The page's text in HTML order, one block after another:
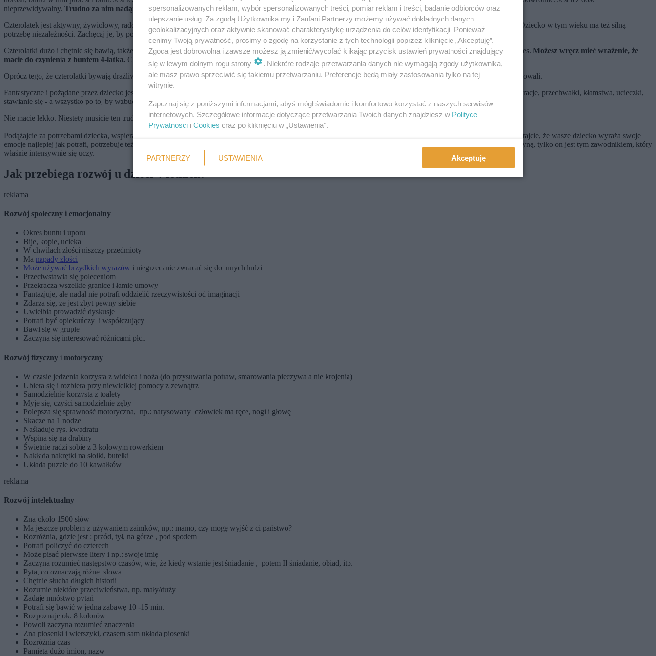
nieprzewidywalny. Trudno za nim nadążyć.
Czterolatek jest aktywny, żywiołowy, radosny,
otwarty na poznawanie otoczenia i - tak, tak - niezwykle samodzielny. Nie podcinaj mu skrzydeł, wyręczając go
. Dziecko w tym wieku ma też silną
potrzebę niezależności. Zachęcaj je, by podejmowało swoje małe decyzje i wyzwania. To dobry moment - maluch chłonie wszystko jak gąbka.
Czterolatki dużo i chętnie się bawią, także z innymi dziećmi. Niestety nie zawsze są dobrymi towarzyszami - na każdym kroku udowadniają, że oto weszły w trudny okres. Możesz wręcz mieć wrażenie, że
macie do czynienia z buntem 4-latka. Coś w tym jest.
Oprócz tego, że czterolatki bywają drażliwe, są też uparte. Buntują się, a i prowokują - sprawdzają granice. Lubią mieć swoje zdanie i chcą, by inni się temu podporządkowali.
Fantastyczne i pożądane przez dziecko jest wszystko, co zabronione. Możesz więc zaobserwować fascynację "brzydkimi" słowami. Czterolatek uwielbia także demonstracje, przechwałki, kłamstwa, ucieczki,
stawianie się - a wszystko po to, by wzbudzić sobą zainteresowanie innych.
Nie macie lekko. Niestety musicie ten trudny okres przetrwać. Metoda jest jedna: cierpliwość, konsekwencja i stanowczość oraz spora dawka empatii.
Podążajcie za potrzebami dziecka, wspierajcie w dążeniu do samodzielności i nie zapominajcie o stawianiu granic oraz jasnych, zrozumiałych dla niego zasadach. Pamiętajcie, że wasze dziecko wyraża swoje
emocje najlepiej jak potrafi, potrzebuje też eksperymentować, bo dzięki temu się rozwija. Jego zachownaie nie są skierowane przeciwko wam, nadal jesteście jedną drużyną, tylko on jest tym zawodnikiem, który
właśnie intensywnie się uczy.
Jak przebiega rozwój u dzieci 4-letnich?
reklama
Rozwój społeczny i emocjonalny
Okres buntu i uporu
Bije, kopie, ucieka
W chwilach złości niszczy przedmioty
Ma napady złości
Może używać brzydkich wyrazów i niegrzecznie zwracać się do innych ludzi
Przeciwstawia się poleceniom
Przekracza wszelkie granice i łamie umowy
Fantazjuje, ale nadal nie potrafi oddzielić rzeczywistości od imaginacji
Zdarza się, że jest zbyt pewny siebie
Uwielbia prowadzić dyskusje
Potrafi być opiekuńczy i współczujący
Bawi się w grupie
Zaczyna się interesować różnicami płci.
Rozwój fizyczny i motoryczny
W czasie jedzenia korzysta z widelca i noża (do przysuwania potraw, smarowania pieczywa a nie krojenia)
Ubiera się i rozbiera przy niewielkiej pomocy z zewnątrz
Samodzielnie korzysta z toalety
Myje się, czyści samodzielnie zęby
Polepsza się sprawność motoryczna, np.: narysowany człowiek ma ręce, nogi i głowę
Skacze na 1 nodze
Naśladuje rys. kwadratu
Wspina się na drabiny
Świetnie radzi sobie z 3 kołowym rowerkiem
Nakłada nakrętki na słoiki, butelki
Układa puzzle do 10 kawałków
reklama
Rozwój intelektualny
Zna około 1500 słów
Ma jeszcze problem z używaniem zaimków, np.: mamo, czy mogę wyjść z ci państwo?
Rozróżnia, gdzie jest : przód, tył, na górze , pod spodem
Potrafi policzyć do czterech
Może pisać pierwsze litery i np.: swoje imię
Zaczyna rozumieć następstwo czasów, wie, że kiedy wstanie jest śniadanie , potem II śniadanie, obiad, itp.
Pyta, co oznaczają różne słowa
Chętnie słucha długich historii
Rozumie niektóre przeciwieństwa, np. mały/duży
Zadaje mnóstwo pytań
Potrafi się bawić w jedna zabawę 10 -15 min.
Rozpoznaje ok. 8 kolorów
Powoli zaczyna rozumieć znaczenia
Zna piosenki i wierszyki, czasem sam układa piosenki
Rozróżnia czas
Pamięta dużo imion, nazw
spersonalizowanych reklam, wybór spersonalizowanych treści, pomiar reklam i treści, badanie odbiorców oraz
ulepszanie usług. Za zgodą Użytkownika my i Zaufani Partnerzy możemy używać dokładnych danych
geolokalizacyjnych oraz aktywnie skanować charakterystykę urządzenia do celów identyfikacji. Ponieważ
cenimy Twoją prywatność, prosimy o zgodę na korzystanie z tych technologii poprzez kliknięcie „Akceptuję”.
Zgoda jest dobrowolna i zawsze możesz ją zmienić/wycofać klikając przycisk ustawień prywatności znajdujący
się w lewym dolnym rogu strony
. Niektóre rodzaje przetwarzania danych nie wymagają zgody użytkownika,
ale masz prawo sprzeciwić się takiemu przetwarzaniu. Preferencje będą miały zastosowania tylko na tej
witrynie.
Zapoznaj się z poniższymi informacjami, abyś mógł świadomie i komfortowo korzystać z naszych serwisów
internetowych. Szczegółowe informacje dotyczące przetwarzania Twoich danych znajdziesz w Polityce
Prywatności i Cookies oraz po kliknięciu w „Ustawienia”.
PARTNERZY USTAWIENIA Akceptuję